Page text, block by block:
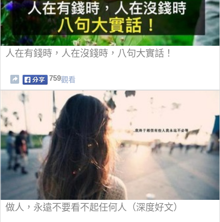
人在有錢時，人在沒錢時，八句大實話！
759觀看
做人，永遠不要看不起任何人（深度好文）